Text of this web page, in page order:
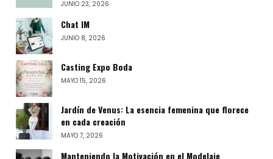
JUNIO 23, 2026
Chat IM
JUNIO 8, 2026
Casting Expo Boda
MAYO 15, 2026
Jardín de Venus: La esencia femenina que florece
en cada creación
MAYO 7, 2026
Manteniendo la Motivación en el Modelaje